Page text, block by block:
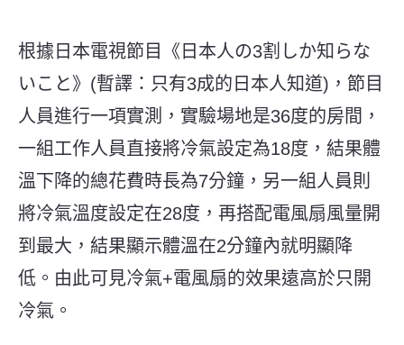
根據日本電視節目《日本人の3割しか知らな
いこと》(暫譯：只有3成的日本人知道)，節目
人員進行一項實測，實驗場地是36度的房間，
一組工作人員直接將冷氣設定為18度，結果體
溫下降的總花費時長為7分鐘，另一組人員則
將冷氣溫度設定在28度，再搭配電風扇風量開
到最大，結果顯示體溫在2分鐘內就明顯降
低。由此可見冷氣+電風扇的效果遠高於只開
冷氣。